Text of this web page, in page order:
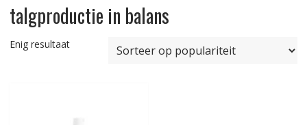
talgproductie in balans
Enig resultaat